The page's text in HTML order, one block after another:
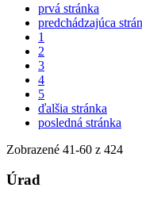
prvá stránka
predchádzajúca
1
2
3
4
5
ďalšia stránka
posledná stránka
Zobrazené 41-60 z 424
Úrad